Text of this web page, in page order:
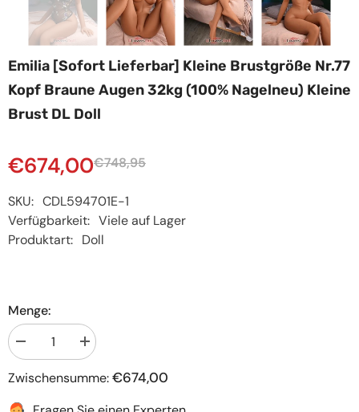
Emilia [Sofort Lieferbar] Kleine Brustgröße Nr.77
Kopf Braune Augen 32kg (100% Nagelneu) Kleine
Brust DL Doll
€748,95
€674,00
SKU: CDL594701E-1
Verfügbarkeit: Viele auf Lager
Produktart: Doll
Menge:
verringern
für
Emilia
lieferbar]
Menge
erhöhen
Emilia
lieferbar]
Zwischensumme:€674,00